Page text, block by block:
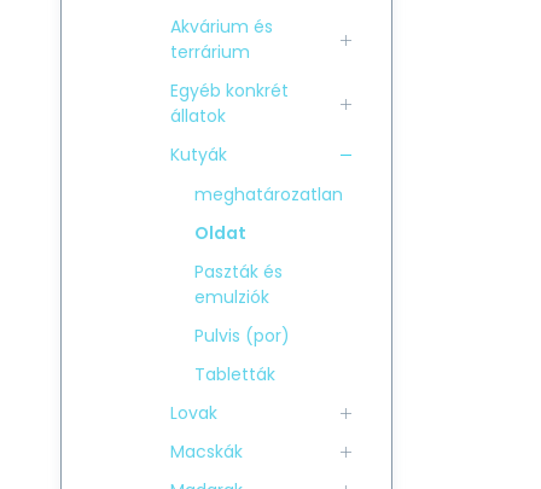
Akvárium és
terrárium
Egyéb konkrét
állatok
Kutyák
meghatározatlan
Oldat
Paszták és
emulziók
Pulvis (por)
Tabletták
Lovak
Macskák